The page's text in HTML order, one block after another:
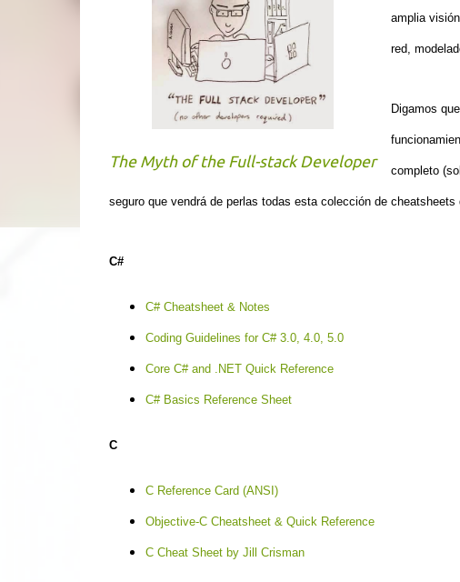
The Myth of the Full-stack Developer
amplia
red,
Digamos
completo
seguro que vendrá de perlas todas esta colección de cheatsheets
C#
C# Cheatsheet & Notes
Coding Guidelines for C# 3.0, 4.0, 5.0
Core C# and .NET Quick Reference
C# Basics Reference Sheet
C
C Reference Card (ANSI)
Objective-C Cheatsheet & Quick Reference
C Cheat Sheet by Jill Crisman